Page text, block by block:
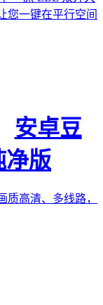
您一键在平行空间
安卓豆
净版
高清、多线路，